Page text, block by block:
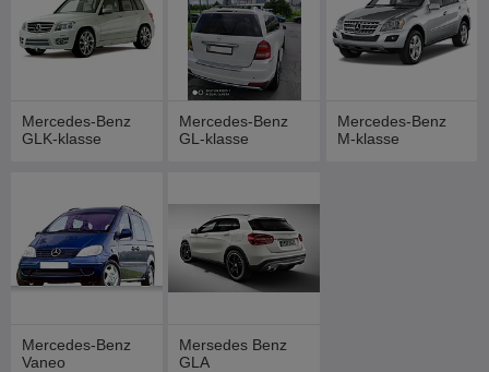
Mercedes-Benz
GLK-klasse
Mercedes-Benz
GL-klasse
Mercedes-Benz
M-klasse
Mercedes-Benz
Vaneo
Mersedes Benz
GLA